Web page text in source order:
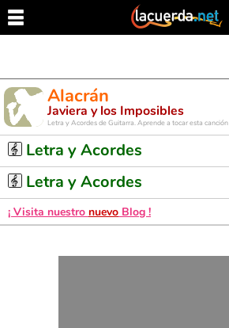
Alacrán
Javiera y los Imposibles
Letra y Acordes de Guitarra. Aprende a tocar esta canción
Letra y Acordes
Letra y Acordes
¡ Visita nuestro nuevo Blog !